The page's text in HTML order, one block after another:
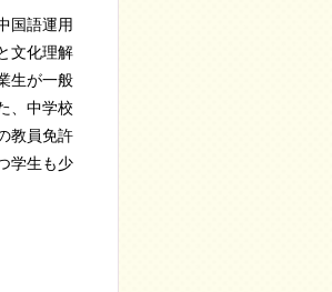
国語運用
文化理解
生が一般
、中学校
教員免許
学生も少